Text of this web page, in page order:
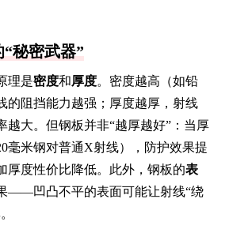
秘密武器”
理是密度和厚度。密度越高（如铅
的阻挡能力越强；厚度越厚，射线
越大。但钢板并非“越厚越好”：当厚
毫米钢对普通X射线），防护效果提
厚度性价比降低。此外，钢板的表
——凹凸不平的表面可能让射线“绕